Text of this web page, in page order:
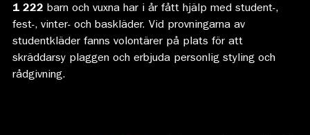
1 222 barn och vuxna har i år fått hjälp med student-,
fest-, vinter- och baskläder. Vid provningarna av
studentkläder fanns volontärer på plats för att
skräddarsy plaggen och erbjuda personlig styling och
rådgivning.